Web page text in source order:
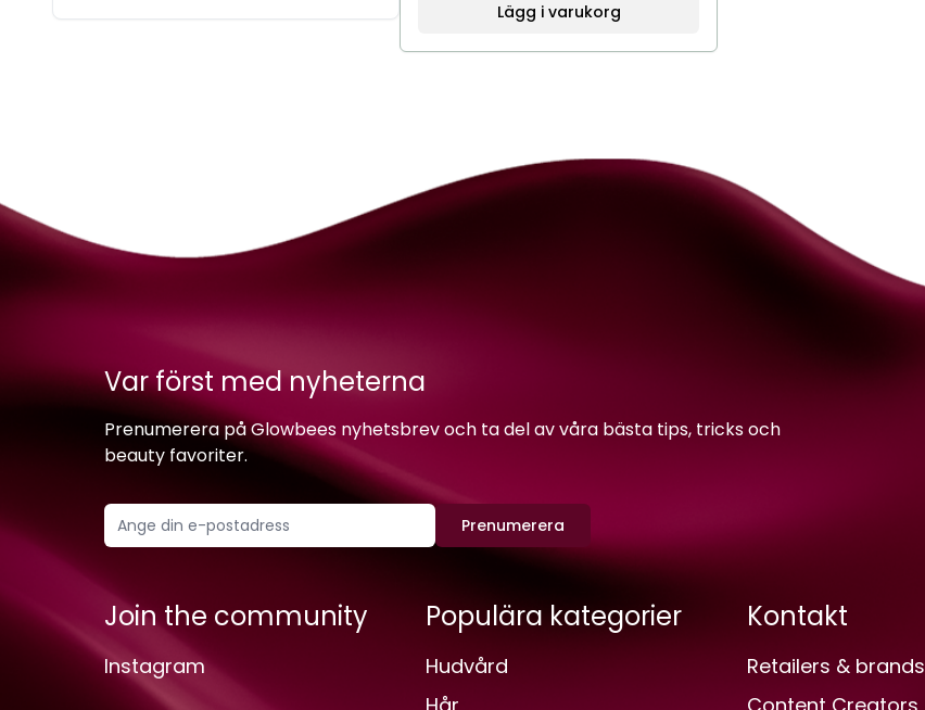
Lägg i varukorg
Var först med nyheterna
Prenumerera på Glowbees nyhetsbrev och ta del av våra bästa tips, tricks och
beauty favoriter.
Prenumerera
Join the community
Instagram
Populära kategorier
Hudvård
Kontakt
Retailers & brands